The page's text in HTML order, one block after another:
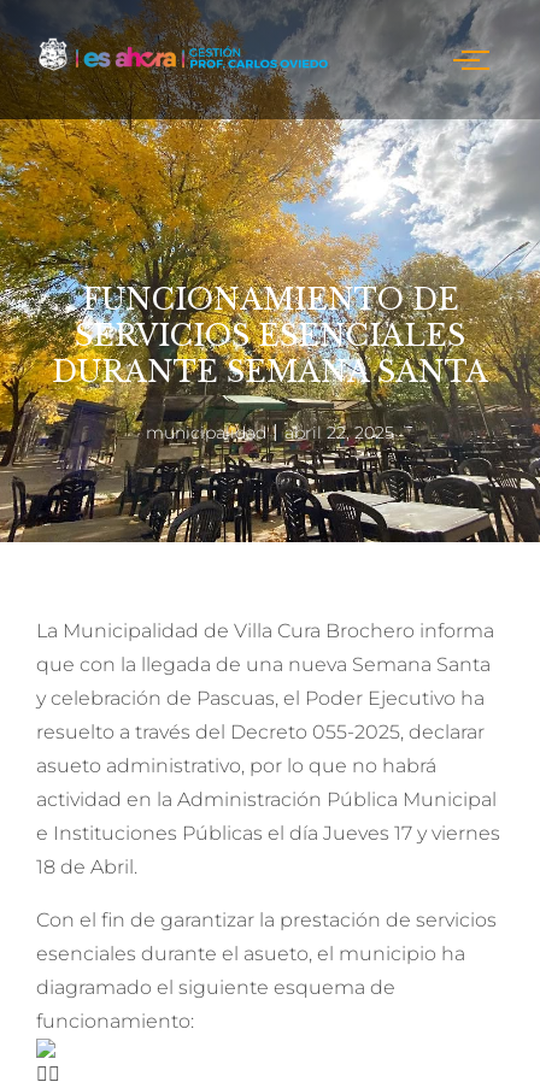
FUNCIONAMIENTO DE
SERVICIOS ESENCIALES
DURANTE SEMANA SANTA
municipalidad abril 22, 2025
La Municipalidad de Villa Cura Brochero informa
que con la llegada de una nueva Semana Santa
y celebración de Pascuas, el Poder Ejecutivo ha
resuelto a través del Decreto 055-2025, declarar
asueto administrativo, por lo que no habrá
actividad en la Administración Pública Municipal
e Instituciones Públicas el día Jueves 17 y viernes
18 de Abril.
Con el fin de garantizar la prestación de servicios
esenciales durante el asueto, el municipio ha
diagramado el siguiente esquema de
funcionamiento: